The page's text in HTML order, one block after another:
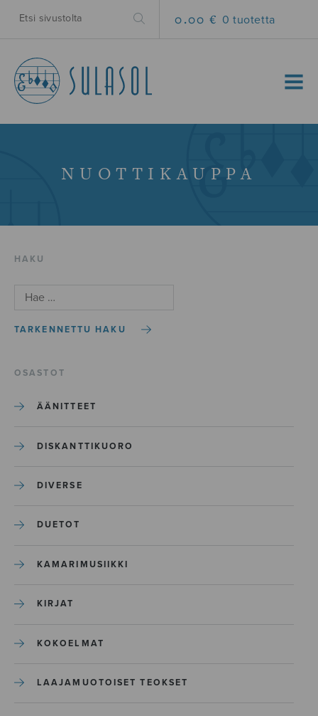
0.00 € 0 tuotetta
MENU
NUOTTIKAUPPA
HAKU
TARKENNETTU HAKU
OSASTOT
ÄÄNITTEET
DISKANTTIKUORO
DIVERSE
DUETOT
KAMARIMUSIIKKI
KIRJAT
KOKOELMAT
LAAJAMUOTOISET TEOKSET